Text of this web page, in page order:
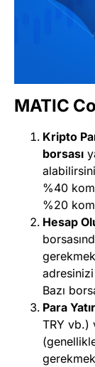
MATIC
Kripto
borsası
%40
%20
Hesap
Bazı
Para
TRY vb.)